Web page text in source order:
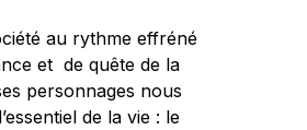
au rythme effréné
et de quête de la
personnages nous
de la vie : le